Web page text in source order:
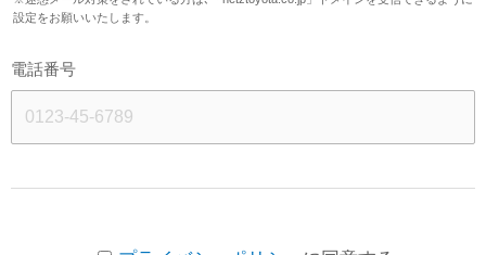
設定をお願いいたします。
電話番号